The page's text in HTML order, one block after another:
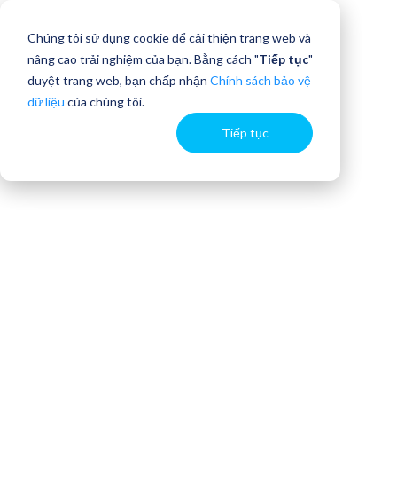
Chúng tôi sử dụng cookie để cải thiện trang web và
nâng cao trải nghiệm của bạn. Bằng cách "Tiếp tục"
duyệt trang web, bạn chấp nhận Chính sách bảo vệ
dữ liệu của chúng tôi.
Tiếp tục